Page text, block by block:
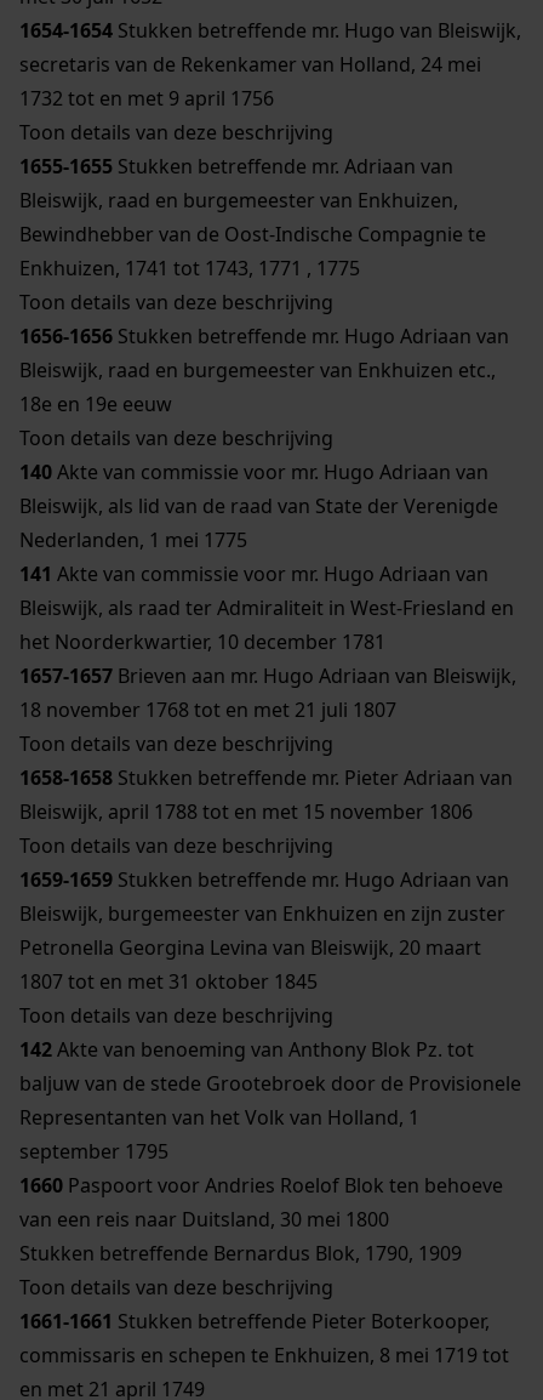
1654-1654 Stukken betreffende mr. Hugo van Bleiswijk,
secretaris van de Rekenkamer van Holland, 24 mei
1732 tot en met 9 april 1756
Toon details van deze beschrijving
1655-1655 Stukken betreffende mr. Adriaan van
Bleiswijk, raad en burgemeester van Enkhuizen,
Bewindhebber van de Oost-Indische Compagnie te
Enkhuizen, 1741 tot 1743, 1771 , 1775
Toon details van deze beschrijving
1656-1656 Stukken betreffende mr. Hugo Adriaan van
Bleiswijk, raad en burgemeester van Enkhuizen etc.,
18e en 19e eeuw
Toon details van deze beschrijving
140Akte van commissie voor mr. Hugo Adriaan van
Bleiswijk, als lid van de raad van State der Verenigde
Nederlanden, 1 mei 1775
141 Akte van commissie voor mr. Hugo Adriaan van
Bleiswijk, als raad ter Admiraliteit in West-Friesland en
het Noorderkwartier, 10 december 1781
1657-1657 Brieven aan mr. Hugo Adriaan van Bleiswijk,
18 november 1768 tot en met 21 juli 1807
Toon details van deze beschrijving
1658-1658 Stukken betreffende mr. Pieter Adriaan van
Bleiswijk, april 1788 tot en met 15 november 1806
Toon details van deze beschrijving
1659-1659 Stukken betreffende mr. Hugo Adriaan van
Bleiswijk, burgemeester van Enkhuizen en zijn zuster
Petronella Georgina Levina van Bleiswijk, 20 maart
1807 tot en met 31 oktober 1845
Toon details van deze beschrijving
142Akte van benoeming van Anthony Blok Pz. tot
baljuw van de stede Grootebroek door de Provisionele
Representanten van het Volk van Holland, 1
september 1795
1660 Paspoort voor Andries Roelof Blok ten behoeve
van een reis naar Duitsland, 30 mei 1800
Stukken betreffende Bernardus Blok, 1790, 1909
Toon details van deze beschrijving
1661-1661 Stukken betreffende Pieter Boterkooper,
commissaris en schepen te Enkhuizen, 8 mei 1719 tot
en met 21 april 1749